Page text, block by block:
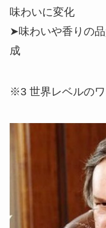
味わいに変化
➤味わいや香りの
成
※3 世界レベルの